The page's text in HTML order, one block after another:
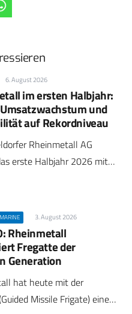
6. August 2026
im ersten Halbjahr:
und
auf Rekordniveau
Rheinmetall AG
erste Halbjahr 2026 mit…
MARINE 3. August 2026
Rheinmetall
Fregatte der
Generation
hat heute mit der
Missile Frigate) eine…